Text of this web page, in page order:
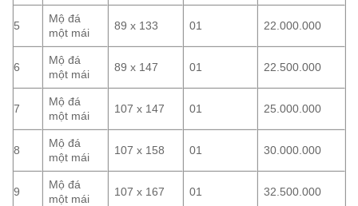
5
Mộ đá
một mái
89 x 133 01 22.000.000
6
Mộ đá
một mái
89 x 147 01 22.500.000
7
Mộ đá
một mái
107 x 147 01 25.000.000
8
Mộ đá
một mái
107 x 158 01 30.000.000
9
Mộ đá
một mái
107 x 167 01 32.500.000